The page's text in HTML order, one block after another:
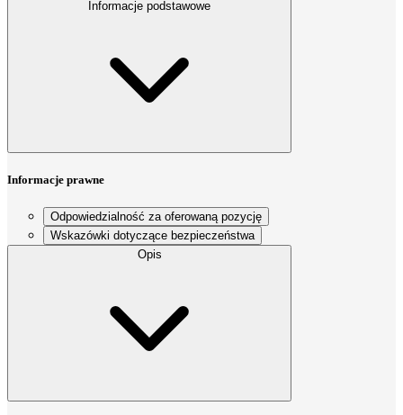
Informacje podstawowe
Informacje prawne
Odpowiedzialność za oferowaną pozycję
Wskazówki dotyczące bezpieczeństwa
Opis